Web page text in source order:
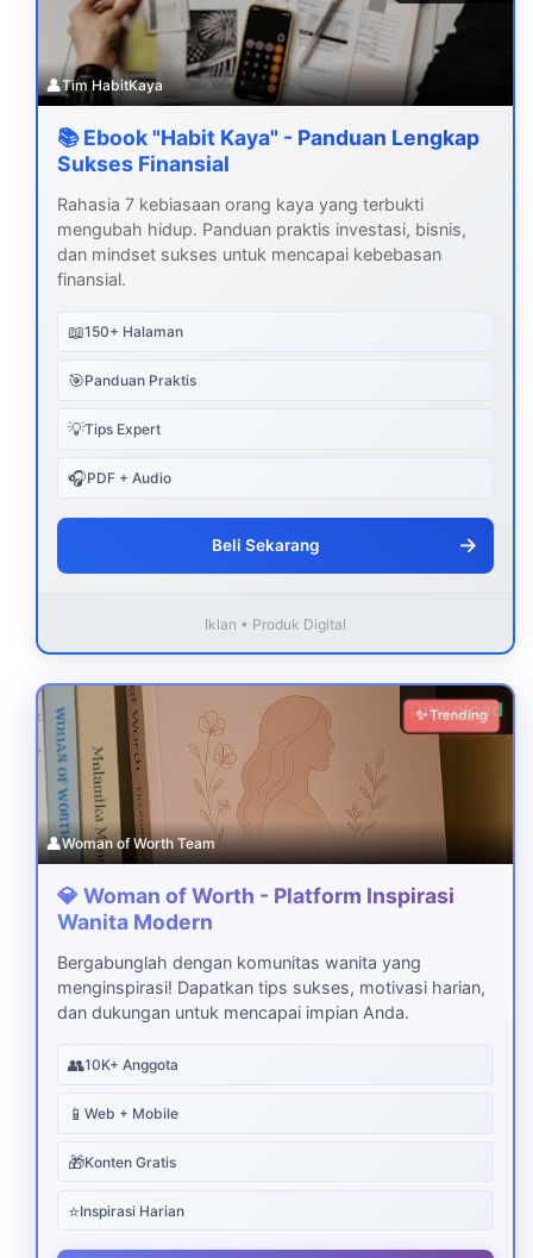
👤Tim HabitKaya
📚 Ebook "Habit Kaya" - Panduan Lengkap
Sukses Finansial
Rahasia 7 kebiasaan orang kaya yang terbukti
mengubah hidup. Panduan praktis investasi, bisnis,
dan mindset sukses untuk mencapai kebebasan
finansial.
📖150+ Halaman
🎯Panduan Praktis
💡Tips Expert
🎧PDF + Audio
Beli Sekarang →
Iklan • Produk Digital
Download
✨ Trending
👤Woman of Worth Team
💎 Woman of Worth - Platform Inspirasi
Wanita Modern
Bergabunglah dengan komunitas wanita yang
menginspirasi! Dapatkan tips sukses, motivasi harian,
dan dukungan untuk mencapai impian Anda.
👥10K+ Anggota
📱 Web + Mobile
🎁Konten Gratis
⭐Inspirasi Harian